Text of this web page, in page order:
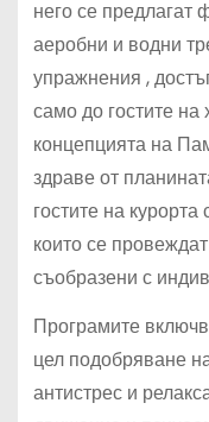
него се предлагат
аеробни и водни
упражнения ,
само до гостите на
концепцията на
здраве от
гостите на
които се
съобразени с
Програмите
цел подобряване
антистрес и